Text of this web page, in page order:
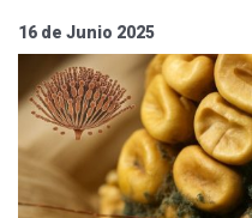
16 de Junio 2025